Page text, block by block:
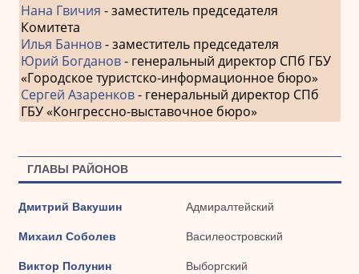
Нана Гвичия - заместитель председателя
Комитета
Илья Баннов- заместитель председателя
Юрий Богданов- генеральный директор СПб ГБУ
«Городское туристско-информационное бюро»
Сергей Азаренков- генеральный директор СПб
ГБУ «Конгрессно-выставочное бюро»
ГЛАВЫ РАЙОНОВ
Дмитрий Вакушин Адмиралтейский
Михаил Соболев Василеостровский
Виктор Полунин Выборгский